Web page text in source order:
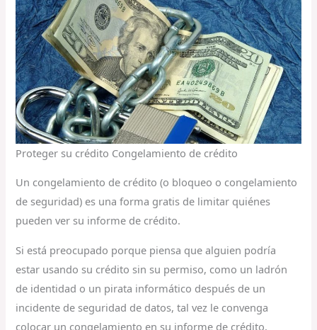
Proteger su crédito Congelamiento de crédito
Un congelamiento de crédito (o bloqueo o congelamiento
de seguridad) es una forma gratis de limitar quiénes
pueden ver su informe de crédito.
Si está preocupado porque piensa que alguien podría
estar usando su crédito sin su permiso, como un ladrón
de identidad o un pirata informático después de un
incidente de seguridad de datos, tal vez le convenga
colocar un congelamiento en su informe de crédito.